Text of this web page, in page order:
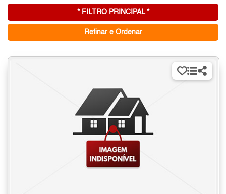
* FILTRO PRINCIPAL *
Refinar e Ordenar